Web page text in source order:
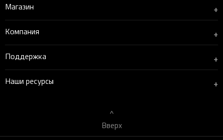
Магазин +
Компания +
Поддержка +
Наши ресурсы +
Вверх